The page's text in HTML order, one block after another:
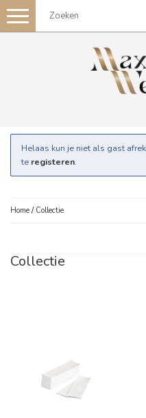
Toggle
navigation
Helaas kun je niet als gast
te registeren.
Home / Collectie
Collectie